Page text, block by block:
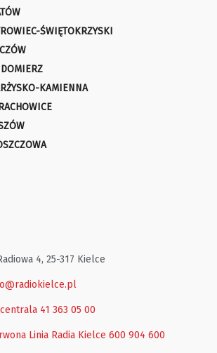
ŚWIĘTOKRZYSKI
KAMIENNA
4, 25-317 Kielce
41 363 05 00
Linia Radia Kielce 600 904 600